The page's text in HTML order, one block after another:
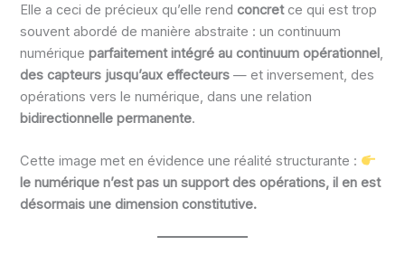
Elle a ceci de précieux qu’elle rendconcretce qui est trop
souvent abordé de manière abstraite : un continuum
numériqueparfaitement intégré au continuum opérationnel
des capteurs jusqu’aux effecteurs — et inversement, des
opérations vers le numérique, dans une relation
bidirectionnelle permanente.
Cette image met en évidence une réalité structurante :
le numérique n’est pas un support des opérations, il en est
désormais une dimension constitutive.